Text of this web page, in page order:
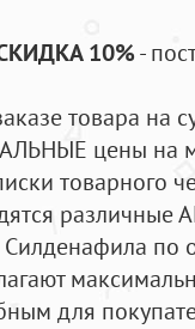
10%-
товара на
цены на
товарного
по
для